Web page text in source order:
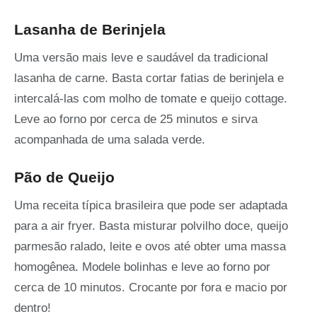
Lasanha de Berinjela
Uma versão mais leve e saudável da tradicional
lasanha de carne. Basta cortar fatias de berinjela e
intercalá-las com molho de tomate e queijo cottage.
Leve ao forno por cerca de 25 minutos e sirva
acompanhada de uma salada verde.
Pão de Queijo
Uma receita típica brasileira que pode ser adaptada
para a air fryer. Basta misturar polvilho doce, queijo
parmesão ralado, leite e ovos até obter uma massa
homogênea. Modele bolinhas e leve ao forno por
cerca de 10 minutos. Crocante por fora e macio por
dentro!